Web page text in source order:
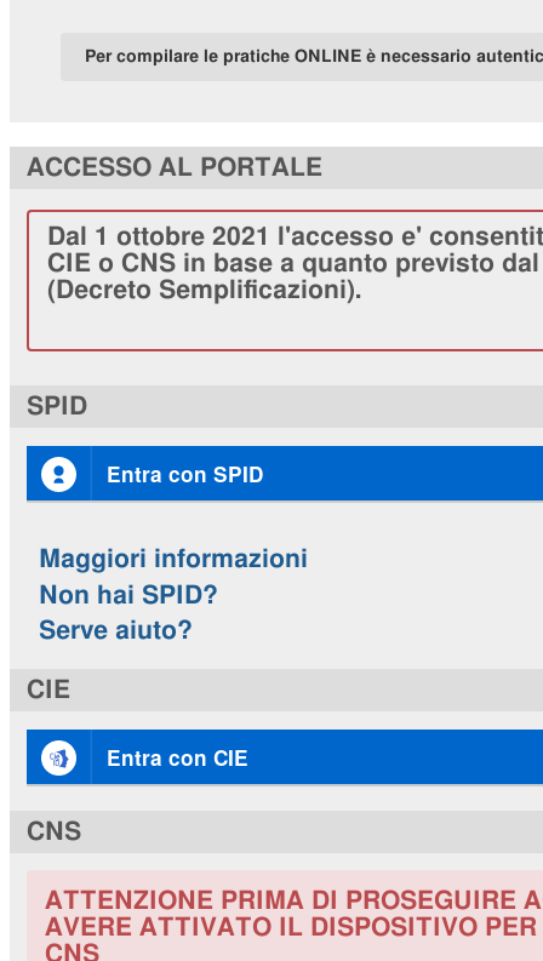
Per compilare le pratiche ONLINE è necessario
ACCESSO AL PORTALE
Dal 1 ottobre 2021 l'accesso e'
CIE o CNS in base a quanto previsto dal
(Decreto Semplificazioni).
SPID
Entra con SPID
Maggiori informazioni
Non hai SPID?
Serve aiuto?
CIE
Entra con CIE
CNS
ATTENZIONE PRIMA DI PROSEGUIRE
AVERE ATTIVATO IL DISPOSITIVO
CNS